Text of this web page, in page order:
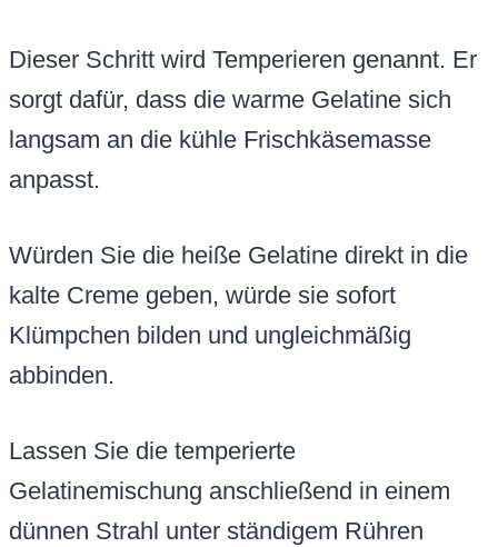
Dieser Schritt wird Temperieren genannt. Er
sorgt dafür, dass die warme Gelatine sich
langsam an die kühle Frischkäsemasse
anpasst.
Würden Sie die heiße Gelatine direkt in die
kalte Creme geben, würde sie sofort
Klümpchen bilden und ungleichmäßig
abbinden.
Lassen Sie die temperierte
Gelatinemischung anschließend in einem
dünnen Strahl unter ständigem Rühren